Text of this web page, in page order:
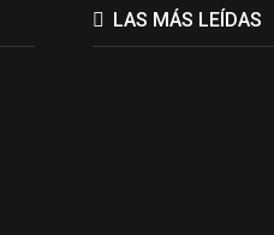
LAS MÁS LEÍDAS